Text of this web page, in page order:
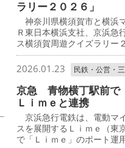
ラリー２０２６」
神奈川県横須賀市と横浜
Ｒ東日本横浜支社、京浜急
ス横須賀周遊クイズラリー
2026.01.23 民鉄・公営・
京急 青物横丁駅前で
Ｌｉｍｅと連携
京浜急行電鉄は、電動マ
スを展開するＬｉｍｅ（東
で「Ｌｉｍｅ」のポート運